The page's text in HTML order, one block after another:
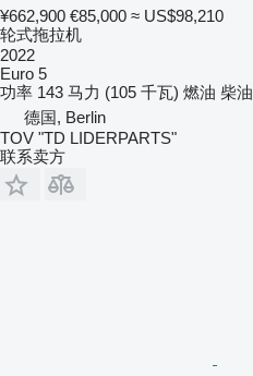
¥662,900 €85,000 ≈ US$98,210
轮式拖拉机
2022
Euro 5
功率 143 马力 (105 千瓦) 燃油 柴油
德国, Berlin
TOV "TD LIDERPARTS"
联系卖方